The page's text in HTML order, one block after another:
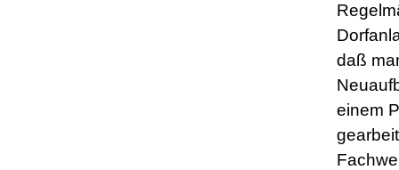
daß
einem